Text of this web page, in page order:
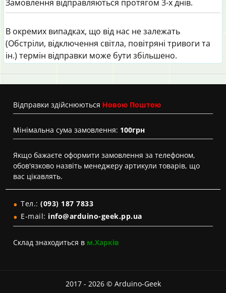
Замовлення відправляються протягом 3-х днів.
В окремих випадках, що від нас не залежать
(Обстріли, відключення світла, повітряні тривоги та
ін.) термін відправки може бути збільшено.
Вiдправки здійснюються Новою Поштою
Мінімальна сума замовлення: 100грн
Якщо бажаєте оформити замовлення за телефоном,
обов'язково назвіть менеджеру артикули товарів, що
вас цікавлять.
Тел.: (093) 187 7833
E-mail: info@arduino-geek.pp.ua
Склад знаходиться в м.Харків
2017 - 2026 © Arduino-Geek